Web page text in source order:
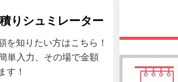
りシュミレーター
を知りたい方はこちら！
単入力、その場で金額
す！